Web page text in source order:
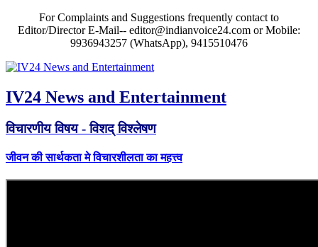
For Complaints and Suggestions frequently contact to
Editor/Director E-Mail-- editor@indianvoice24.com or Mobile:
9936943257 (WhatsApp), 9415510476
IV24 News and Entertainment
विचारणीय विषय - विशद् विश्लेषण
जीवन की सार्थकता मे विचारशीलता का महत्त्व